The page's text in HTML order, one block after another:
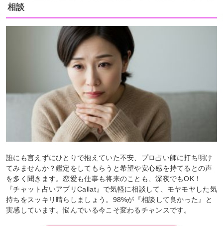
相談
誰にも言えずにひとりで抱えていた不安、プロ占い師に打ち明け
てみませんか？鑑定をしてもらうと希望や安心感を持てるとの声
を多く聞きます。恋愛も仕事も将来のことも、深夜でもOK！
『チャット占いアプリCallat』で気軽に相談して、モヤモヤした気
持ちをスッキリ晴らしましょう。98%が『相談して良かった』と
実感しています。悩んでいる今こそ変わるチャンスです。